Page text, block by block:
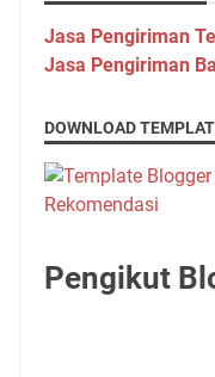
Jasa Pengiriman
Jasa Pengiriman
DOWNLOAD
Pengikut